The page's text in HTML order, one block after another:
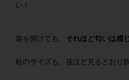
い！
袋を開けても、 それほど匂いは感
粒のサイズも、後ほど見るとおり